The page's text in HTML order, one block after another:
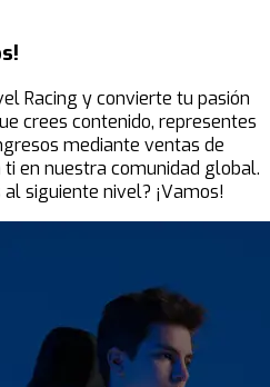
Racing y convierte tu pasión
crees contenido, representes
mediante ventas de
en nuestra comunidad global.
siguiente nivel? ¡Vamos!